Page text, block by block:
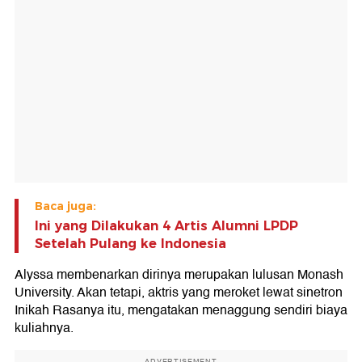
Baca juga:
Ini yang Dilakukan 4 Artis Alumni LPDP
Setelah Pulang ke Indonesia
Alyssa membenarkan dirinya merupakan lulusan Monash
University. Akan tetapi, aktris yang meroket lewat sinetron
Inikah Rasanya itu, mengatakan menaggung sendiri biaya
kuliahnya.